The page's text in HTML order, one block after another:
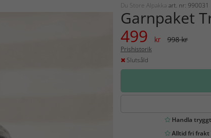
Du Store Alpakka art. nr: 990031
Garnpaket
499 kr 998 kr
Prishistorik
Slutsåld
Handla tryggt
Alltid fri frakt